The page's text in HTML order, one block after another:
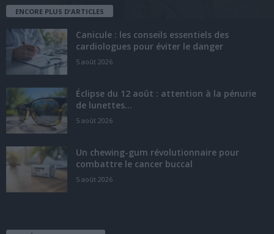
ENCORE PLUS D'ARTICLES
Canicule : les conseils essentiels des
cardiologues pour éviter le danger
5 août 2026
Éclipse du 12 août : attention à la pénurie
de lunettes...
5 août 2026
Un chewing-gum révolutionnaire pour
combattre le cancer buccal
5 août 2026